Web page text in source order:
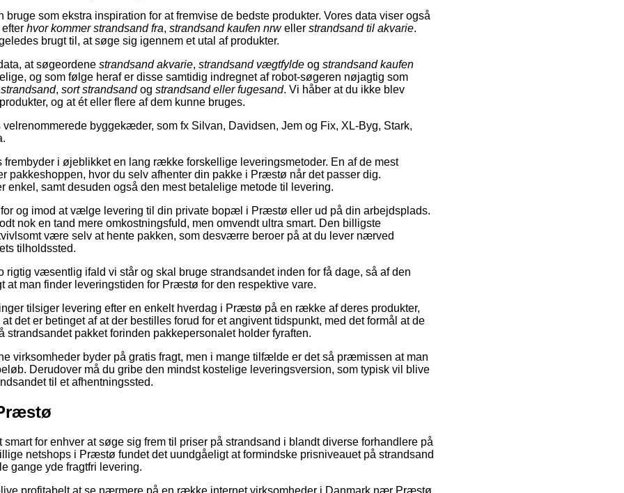
bruge som ekstra inspiration for at fremvise de bedste produkter. Vores data viser også
hvor kommer strandsand fra, strandsand kaufen nrweller strandsand til akvarie.
brugt til, at søge sig igennem et utal af produkter.
at søgeordene strandsand akvarie, strandsand vægtfylde og strandsand kaufen
og som følge heraf er disse samtidig indregnet af robot-søgeren nøjagtig som
, sort strandsandog strandsand eller fugesand. Vi håber at du ikke blev
og at ét eller flere af dem kunne bruges.
byggekæder, som fx Silvan, Davidsen, Jem og Fix, XL-Byg, Stark,
frembyder i øjeblikket en lang række forskellige leveringsmetoder. En af de mest
pakkeshoppen, hvor du selv afhenter din pakke i Præstø når det passer dig.
enkel, samt desuden også den mest betalelige metode til levering.
og imod at vælge levering til din private bopæl i Præstø eller ud på din arbejdsplads.
nok en tand mere omkostningsfuld, men omvendt ultra smart. Den billigste
være selv at hente pakken, som desværre beroer på at du lever nærved
tilholdssted.
rigtig væsentlig ifald vi står og skal bruge strandsandet inden for få dage, så af den
at man finder leveringstiden for Præstø for den respektive vare.
tilsiger levering efter en enkelt hverdag i Præstø på en række af deres produkter,
det er betinget af at der bestilles forud for et angivent tidspunkt, med det formål at de
strandsandet pakket forinden pakkepersonalet holder fyraften.
virksomheder byder på gratis fragt, men i mange tilfælde er det så præmissen at man
Derudover må du gribe den mindst kostelige leveringsversion, som typisk vil blive
til et afhentningssted.
smart for enhver at søge sig frem til priser på strandsand i blandt diverse forhandlere på
netshops i Præstø fundet det uundgåeligt at formindske prisniveauet på strandsand
gange yde fragtfri levering.
profitabelt at se nærmere på en række internet virksomheder i Danmark nær Præstø